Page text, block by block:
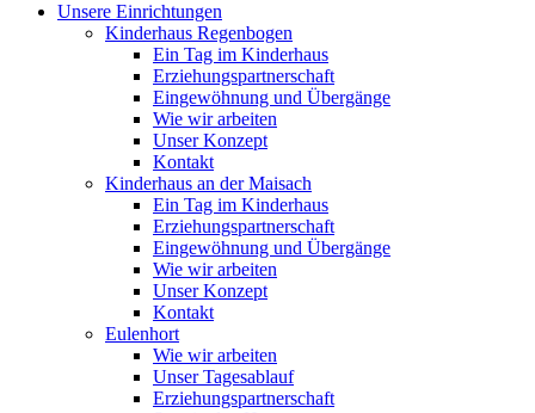
Unsere Einrichtungen
Kinderhaus Regenbogen
Ein Tag im Kinderhaus
Erziehungspartnerschaft
Eingewöhnung und Übergänge
Wie wir arbeiten
Unser Konzept
Kontakt
Kinderhaus an der Maisach
Ein Tag im Kinderhaus
Erziehungspartnerschaft
Eingewöhnung und Übergänge
Wie wir arbeiten
Unser Konzept
Kontakt
Eulenhort
Wie wir arbeiten
Unser Tagesablauf
Erziehungspartnerschaft